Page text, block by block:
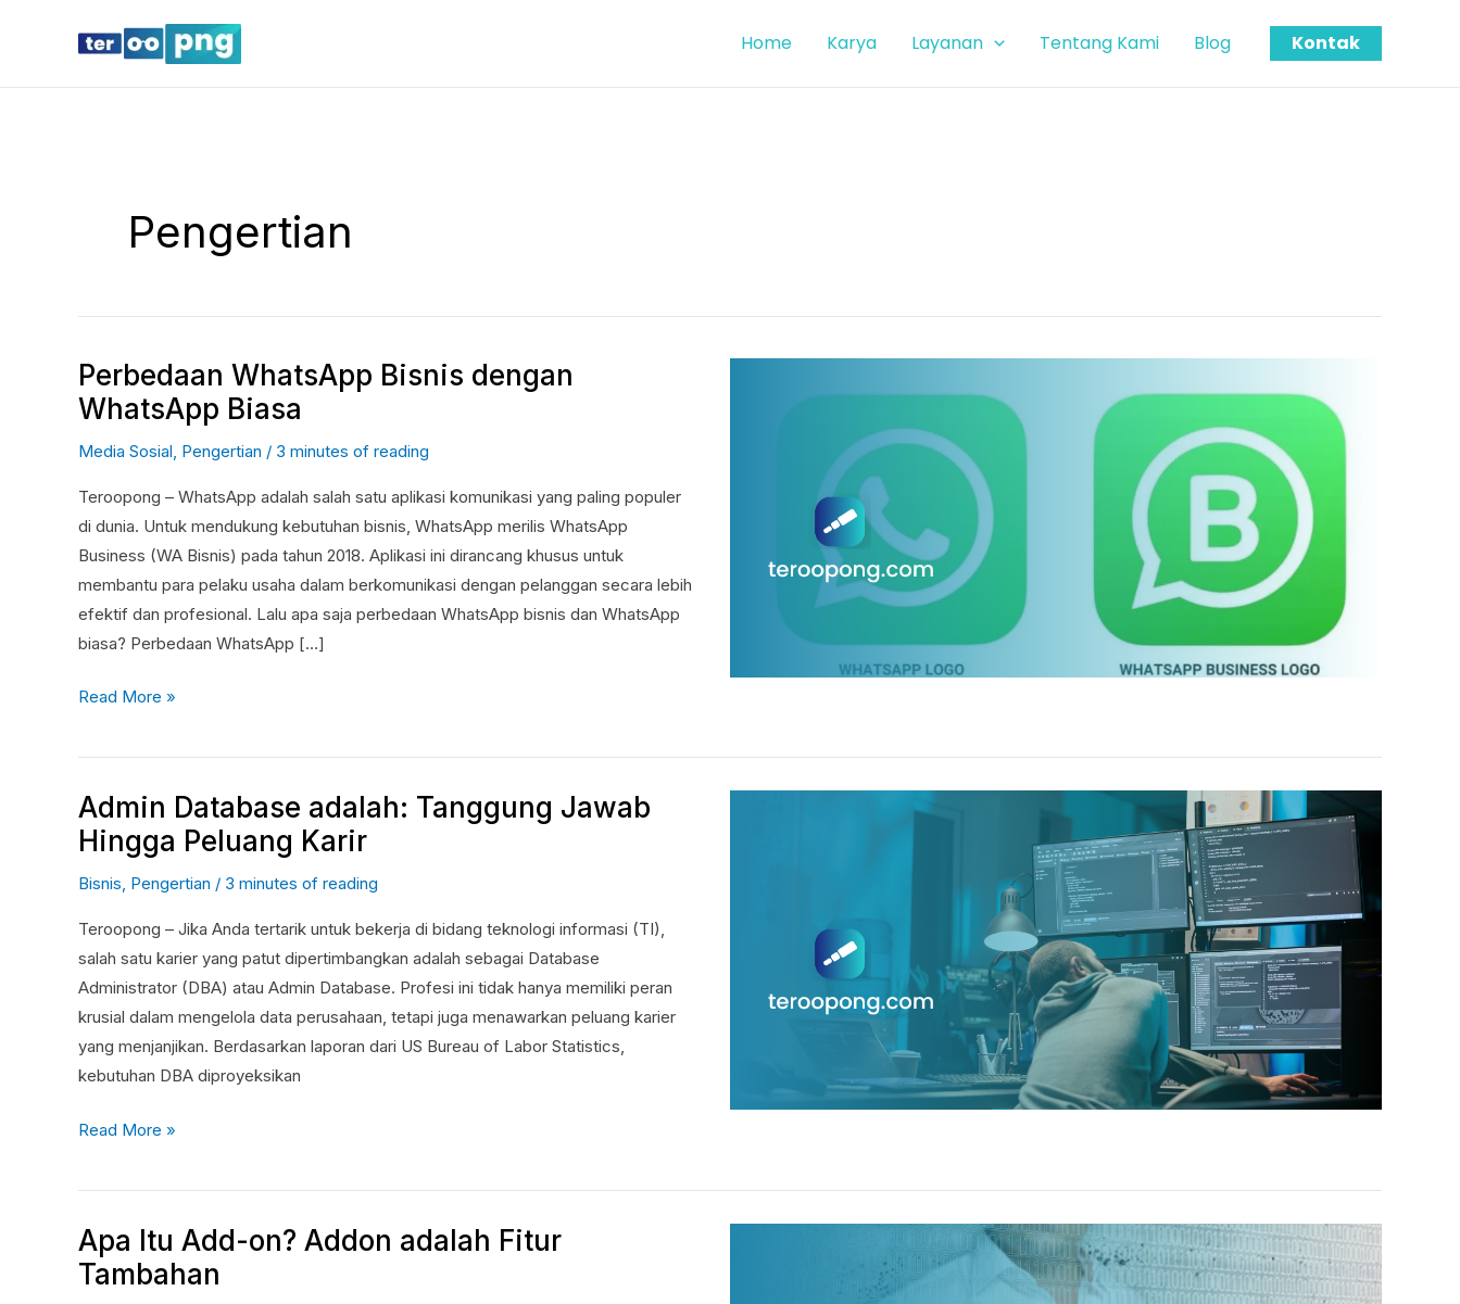
Home Karya Layanan Tentang Kami Blog Kontak
Pengertian
Perbedaan WhatsApp Bisnis dengan
WhatsApp Biasa
Media Sosial Pengertian / 3 minutes of reading
Teroopong – WhatsApp adalah salah satu aplikasi komunikasi yang paling populer
di dunia. Untuk mendukung kebutuhan bisnis, WhatsApp merilis WhatsApp
Business (WA Bisnis) pada tahun 2018. Aplikasi ini dirancang khusus untuk
membantu para pelaku usaha dalam berkomunikasi dengan pelanggan secara lebih
efektif dan profesional. Lalu apa saja perbedaan WhatsApp bisnis dan WhatsApp
biasa? Perbedaan WhatsApp […]
Perbedaan
WhatsApp
dengan
WhatsApp
Biasa
Read More »
Admin Database adalah: Tanggung Jawab
Hingga Peluang Karir
Bisnis, Pengertian / 3 minutes of reading
Teroopong – Jika Anda tertarik untuk bekerja di bidang teknologi informasi (TI),
salah satu karier yang patut dipertimbangkan adalah sebagai Database
Administrator (DBA) atau Admin Database. Profesi ini tidak hanya memiliki peran
krusial dalam mengelola data perusahaan, tetapi juga menawarkan peluang karier
yang menjanjikan. Berdasarkan laporan dari US Bureau of Labor Statistics,
kebutuhan DBA diproyeksikan
Admin
Database
adalah:
Tanggung
Jawab
Hingga
Peluang
Karir
Read More »
Apa Itu Add-on? Addon adalah Fitur
Tambahan
Apa
Itu